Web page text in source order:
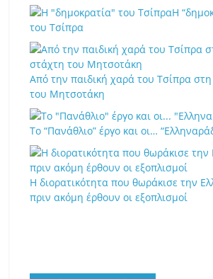
Η
του Τσίπρα
Από την παιδική χαρά του Τσίπρα
του Μητσοτάκη
Το “Πανάθλιο” έργο και οι…
Η διορατικότητα που θωράκισε την
πριν ακόμη έρθουν οι εξοπλισμοί